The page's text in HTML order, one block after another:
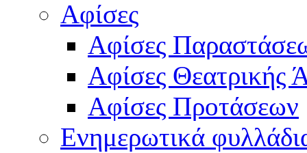
Αφίσες
Αφίσες
Αφίσες Θεατρικής
Αφίσες Προτάσεων
Ενημερωτικά